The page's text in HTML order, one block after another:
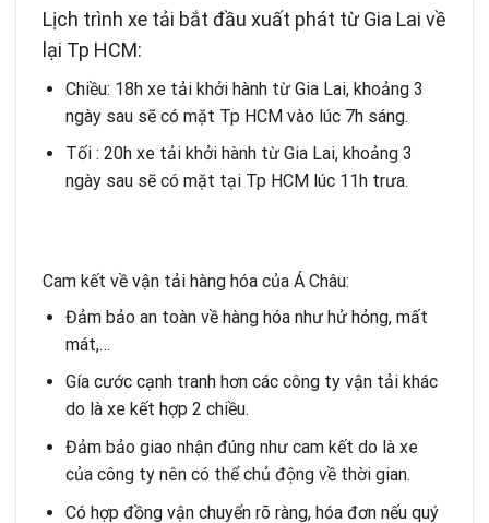
Lịch trình xe tải bắt đầu xuất phát từ Gia Lai về
lại Tp HCM:
Chiều: 18h xe tải khởi hành từ Gia Lai, khoảng 3
ngày sau sẽ có mặt Tp HCM vào lúc 7h sáng.
Tối : 20h xe tải khởi hành từ Gia Lai, khoảng 3
ngày sau sẽ có mặt tại Tp HCM lúc 11h trưa.
Cam kết về vận tải hàng hóa của Á Châu:
Đảm bảo an toàn về hàng hóa như hử hỏng, mất
mát,…
Gía cước cạnh tranh hơn các công ty vận tải khác
do là xe kết hợp 2 chiều.
Đảm bảo giao nhận đúng như cam kết do là xe
của công ty nên có thể chủ động về thời gian.
Có hợp đồng vận chuyển rõ ràng, hóa đơn nếu quý